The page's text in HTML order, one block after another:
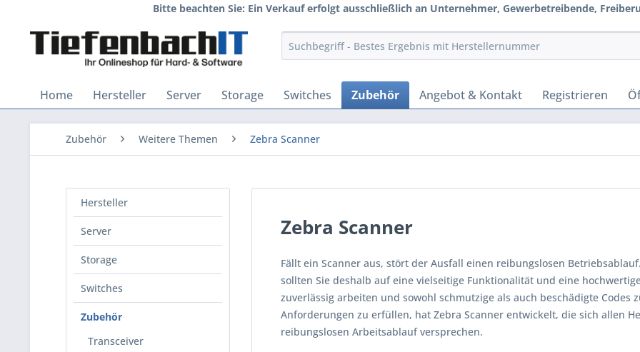
Bitte beachten Sie: Ein Verkauf erfolgt ausschließlich an Unternehmer, Gewerbetreibende,
Home Hersteller Server Storage Switches Zubehör Angebot & Kontakt Registrieren
Zubehör Weitere Themen Zebra Scanner
Hersteller
Server
Storage
Switches
Zubehör
Transceiver
Zebra Scanner
Fällt ein Scanner aus, stört der Ausfall einen reibungslosen
sollten Sie deshalb auf eine vielseitige Funktionalität und eine
zuverlässig arbeiten und sowohl schmutzige als auch beschädigte Codes
Anforderungen zu erfüllen, hat Zebra Scanner entwickelt, die sich allen
reibungslosen Arbeitsablauf versprechen.